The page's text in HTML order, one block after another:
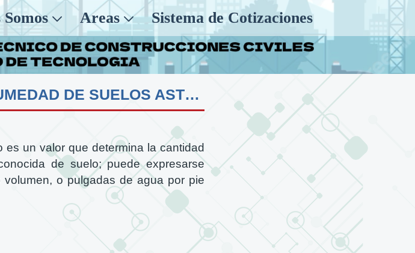
Areas Sistema de Cotizaciones
SU 01 CONTENIDO DE HUMEDAD DE SUELOS ASTM D-2216
un valor que determina la cantidad
de suelo; puede expresarse
o pulgadas de agua por pie